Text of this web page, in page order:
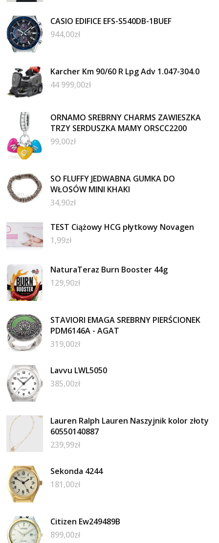
CASIO EDIFICE EFS-S540DB-1BUEF
944,00zł
Karcher Km 90/60 R Lpg Adv 1.047-304.0
44 999,00zł
ORNAMO SREBRNY CHARMS ZAWIESZKA
TRZY SERDUSZKA MAMY ORSCC2200
99,00zł
SO FLUFFY JEDWABNA GUMKA DO
WŁOSÓW MINI KHAKI
34,90zł
TEST Ciążowy HCG płytkowy Novagen
1,99zł
NaturaTeraz Burn Booster 44g
129,90zł
STAVIORI EMAGA SREBRNY PIERŚCIONEK
PDM6146A - AGAT
319,00zł
Lavvu LWL5050
385,00zł
Lauren Ralph Lauren Naszyjnik kolor złoty
60550140887
239,99zł
Sekonda 4244
181,00zł
Citizen Ew249489B
899,00zł